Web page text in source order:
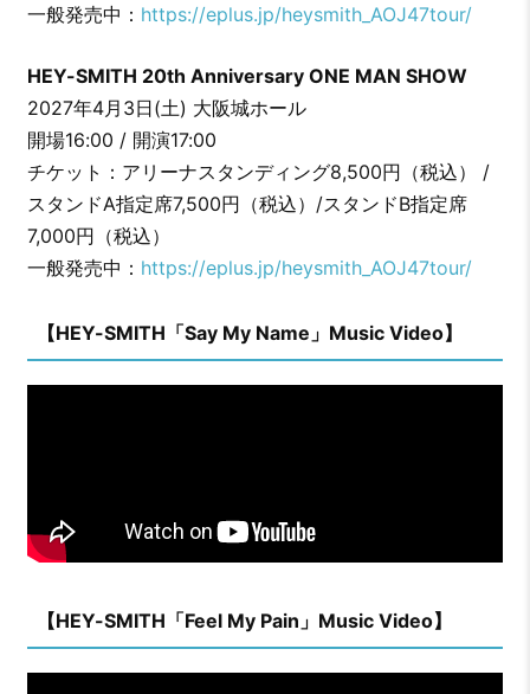
一般発売中： https://eplus.jp/heysmith_AOJ47tour/
HEY-SMITH 20th Anniversary ONE MAN SHOW
2027年4月3日(土) 大阪城ホール
開場16:00 / 開演17:00
チケット：アリーナスタンディング8,500円（税込） /
スタンドA指定席7,500円（税込）/スタンドB指定席
7,000円（税込）
一般発売中： https://eplus.jp/heysmith_AOJ47tour/
【HEY-SMITH「Say My Name」Music Video】
【HEY-SMITH「Feel My Pain」Music Video】